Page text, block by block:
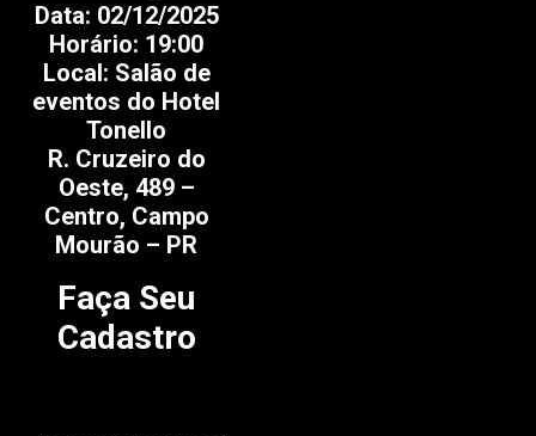
Data: 02/12/2025
Horário: 19:00
Local: Salão de
eventos do Hotel
Tonello
R. Cruzeiro do
Oeste, 489 –
Centro, Campo
Mourão – PR
Faça Seu
Cadastro